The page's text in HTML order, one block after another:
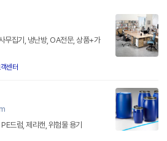
무집기, 냉난방, OA전문, 상품+가
센터
드럼, 제리캔, 위험물 용기